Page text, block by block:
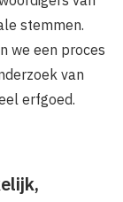
stemmen.
we een proces
van
erfgoed.